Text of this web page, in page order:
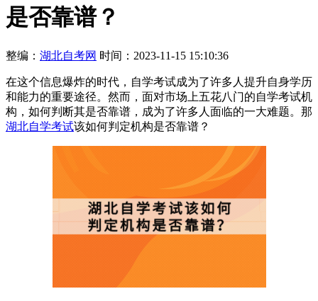
是否靠谱？
整编： 湖北自考网 时间：2023-11-15 15:10:36
在这个信息爆炸的时代，自学考试成为了许多人提升自身学历
和能力的重要途径。然而，面对市场上五花八门的自学考试机
构，如何判断其是否靠谱，成为了许多人面临的一大难题。那
湖北自学考试该如何判定机构是否靠谱？